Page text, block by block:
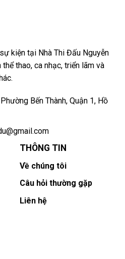
kiện tại Nhà Thi Đấu Nguyễn
thao, ca nhạc, triển lãm và
Bến Thành, Quận 1, Hồ
THÔNG TIN
Về chúng tôi
Câu hỏi thường gặp
Liên hệ